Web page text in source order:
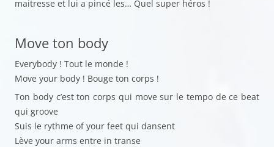
maitresse et lui a pincé les… Quel super héros !
Move ton body
Everybody ! Tout le monde !
Move your body ! Bouge ton corps !
Ton body c’est ton corps qui move sur le tempo de ce beat
qui groove
Suis le rythme of your feet qui dansent
Lève your arms entre in transe